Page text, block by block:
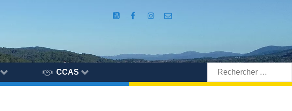
CCAS
Rechercher: